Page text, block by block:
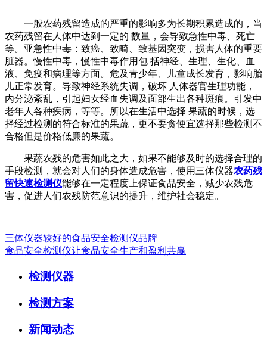
一般农药残留造成的严重的影响多为长期积累造成的，当
农药残留在人体中达到一定的 数量，会导致急性中毒、死亡
等。亚急性中毒：致癌、致畸、致基因突变，损害人体的重要
脏器。慢性中毒，慢性中毒作用包 括神经、生理、生化、血
液、免疫和病理等方面。危及青少年、儿童成长发育，影响胎
儿正常发育。导致神经系统失调，破坏 人体器官生理功能，
内分泌紊乱，引起妇女经血失调及面部生出各种斑痕。引发中
老年人各种疾病，等等。所以在生活中选择 果蔬的时候，选
择经过检测的符合标准的果蔬，更不要贪便宜选择那些检测不
合格但是价格低廉的果蔬。
果蔬农残的危害如此之大，如果不能够及时的选择合理的
手段检测，就会对人们的身体造成危害，使用三体仪器农药残
留快速检测仪能够在一定程度上保证食品安全，减少农残危
害，促进人们农残防范意识的提升，维护社会稳定。
三体仪器较好的食品安全检测仪品牌
食品安全检测仪让食品安全生产和盈利共赢
检测仪器
检测方案
新闻动态